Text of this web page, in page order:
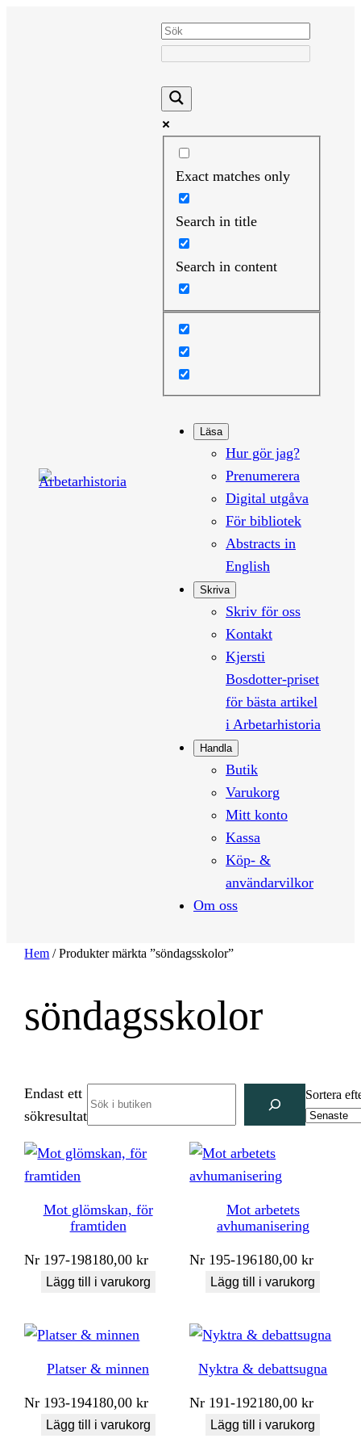
Exact matches only
Search in title
Search in content
Läsa
Hur gör jag?
Prenumerera
Digital utgåva
För bibliotek
Abstracts in
English
Skriva
Skriv för oss
Kontakt
Kjersti
Bosdotter-priset
för bästa artikel
i Arbetarhistoria
Handla
Butik
Varukorg
Mitt konto
Kassa
Köp- &
användarvilkor
Om oss
Hem / Produkter märkta ”söndagsskolor”
söndagsskolor
Endast ett
sökresultat
Sortera
Mot glömskan, för
framtiden
Nr 197-198180,00kr
Lägg till i varukorg
Mot arbetets
avhumanisering
Nr 195-196180,00kr
Lägg till i varukorg
Platser & minnen
Nr 193-194180,00kr
Lägg till i varukorg
Nyktra & debattsugna
Nr 191-192180,00kr
Lägg till i varukorg